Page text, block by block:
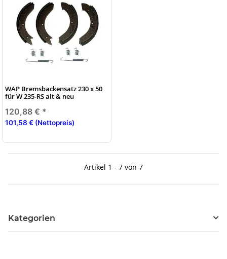
WAP Bremsbackensatz 230 x 50
für W 235-RS alt & neu
120,88 € *
101,58 € (Nettopreis)
Artikel 1 - 7 von 7
Kategorien